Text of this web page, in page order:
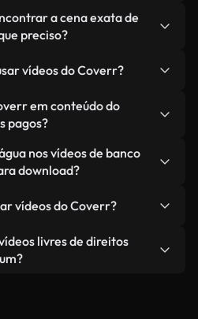
Aumentada, juntamente
IA. Cada vídeo é
para que você sempre
nossas versões
formatos leves e prontos
minimizando os
a cena exata de
preciso?
descrever a cena — como
ao pôr do sol" — e o Studio
para você em
nossos padrões de
vídeos do Coverr?
Todos os vídeos em
de direitos autorais e
bem-vindo.
em conteúdo do
pagos?
de arquivo da Coverr
monetizados do
você não esteja
nos vídeos de banco
download?
— inclui marcas d'água.
e prontas para usar.
vídeos do Coverr?
recortar ou remixar nossos
certifique-se de que o
livres de direitos